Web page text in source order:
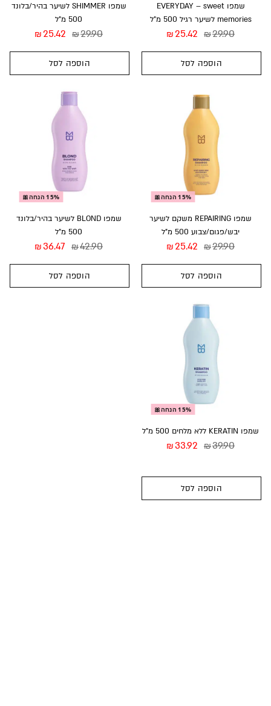
שמפו EVERYDAY – sweet
memories לשיער רגיל 500 מ”ל
₪29.90
₪25.42
הוספה לסל
שמפו SHIMMER לשיער בהיר/בלונד
500 מ”ל
₪29.90
₪25.42
הוספה לסל
15% הנחה🎀
שמפו REPAIRING משקם לשיער
יבש/פגום/צבוע 500 מ”ל
₪29.90
₪25.42
הוספה לסל
15% הנחה🎀
שמפו BLOND לשיער בהיר/בלונד
500 מ”ל
₪42.90
₪36.47
הוספה לסל
15% הנחה🎀
שמפו KERATIN ללא מלחים 500 מ”ל
₪39.90
₪33.92
הוספה לסל